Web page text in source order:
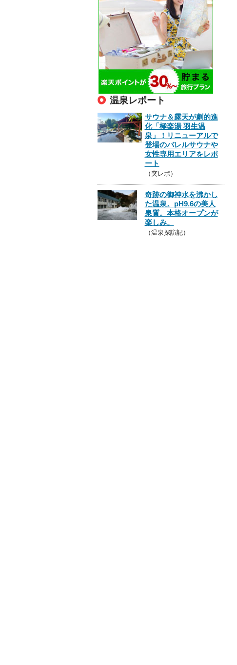
温泉レポート
サウナ＆露天が劇的進
化「極楽湯 羽生温
泉」！リニューアルで
登場のバレルサウナや
女性専用エリアをレポ
ート
（突レポ）
奇跡の御神水を沸かし
た温泉。pH9.6の美人
泉質。本格オープンが
楽しみ。
（温泉探訪記）